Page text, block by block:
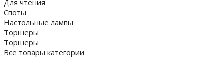
Для чтения
Споты
Настольные лампы
Торшеры
Торшеры
Все товары категории